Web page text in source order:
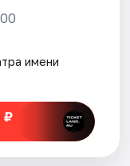
имени
₽